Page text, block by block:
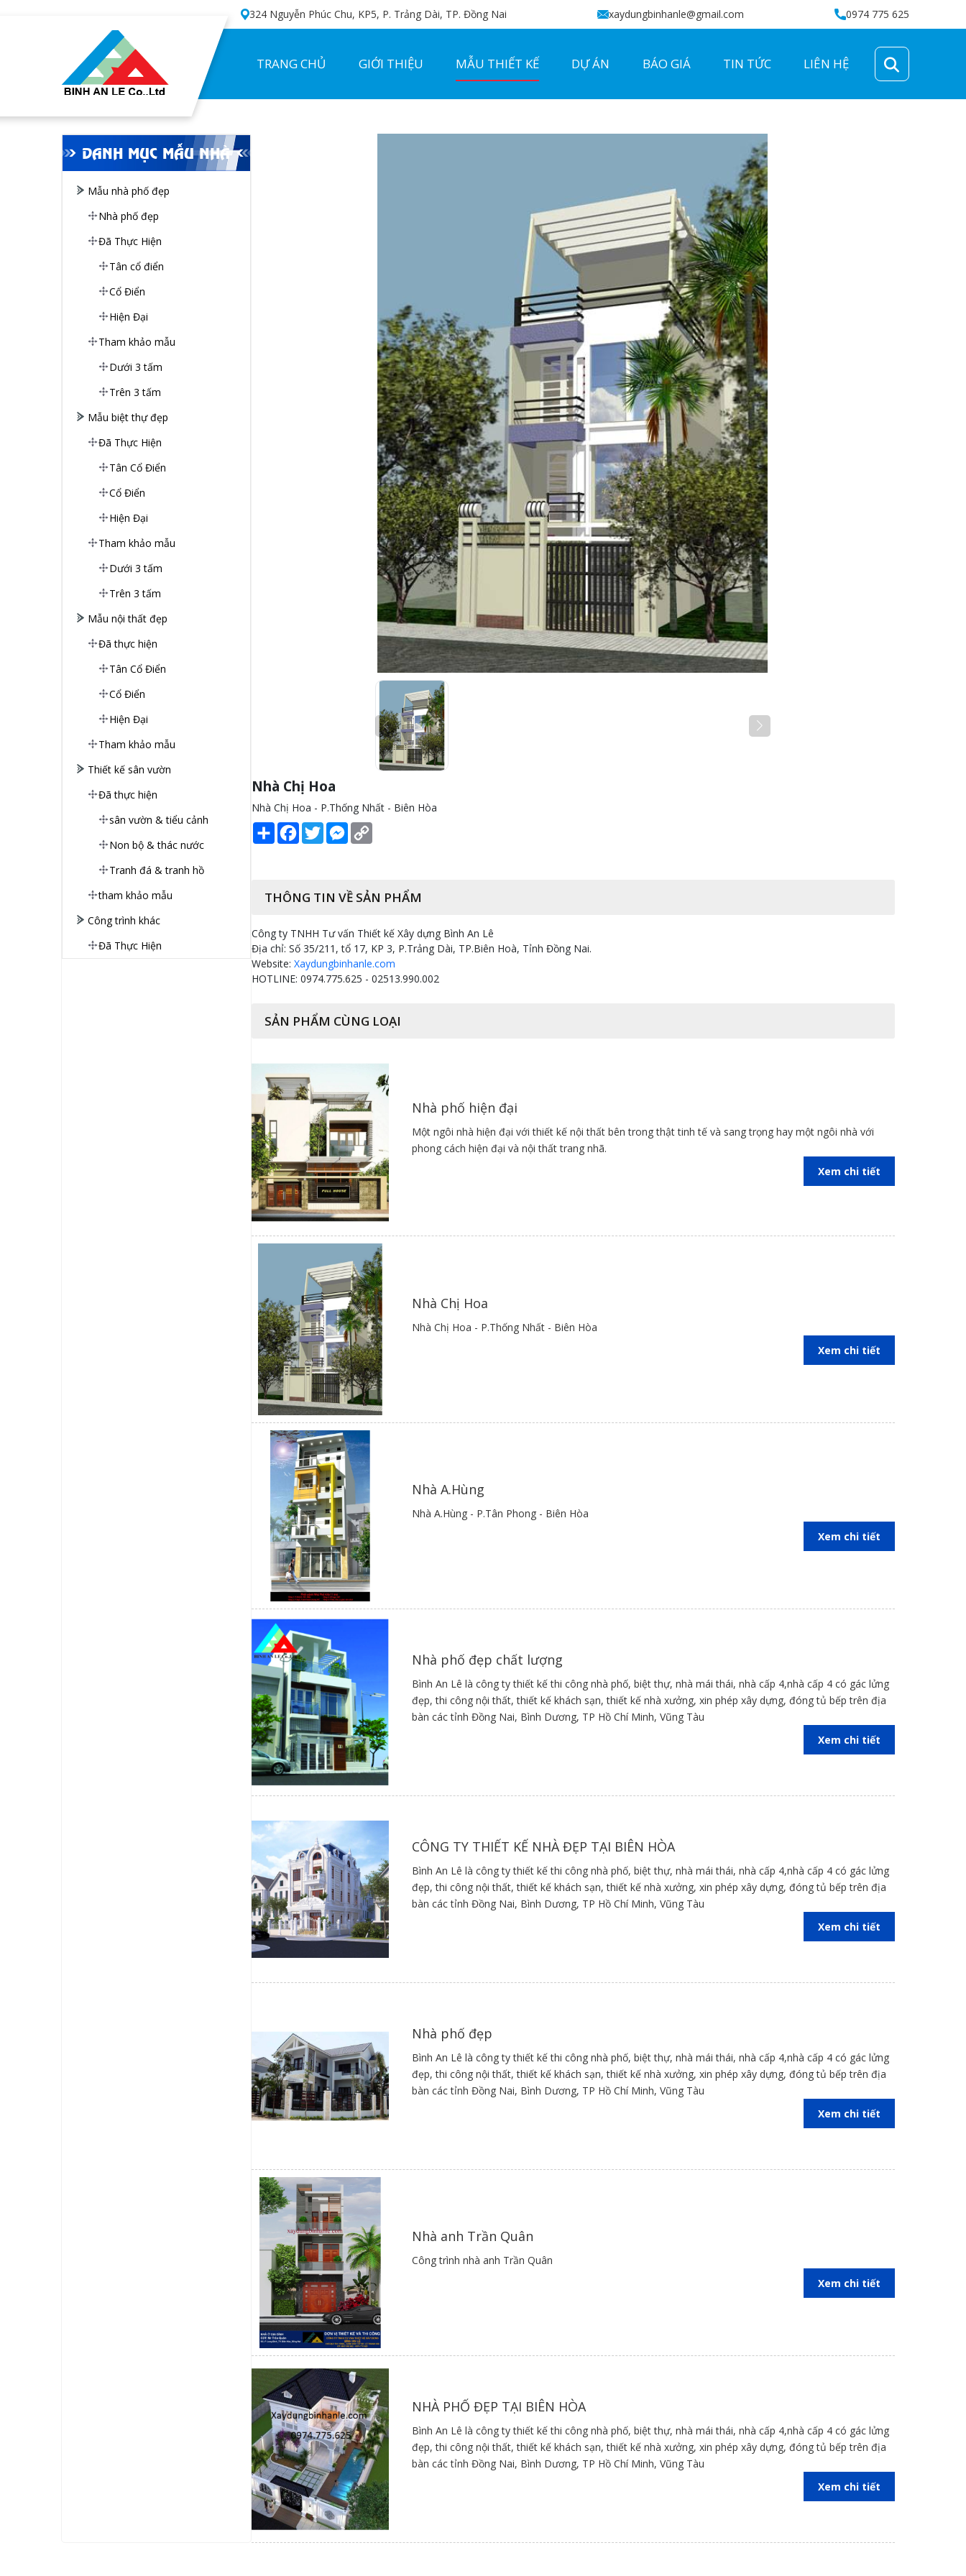
324 Nguyễn Phúc Chu, KP5, P. Trảng Dài, TP. Đồng Nai xaydungbinhanle@gmail.com 0974 775 625
TRANG CHỦ GIỚI THIỆU MẪU THIẾT KẾ DỰ ÁN BÁO GIÁ TIN TỨC LIÊN HỆ
DANH MỤC MẪU NHÀ
Mẫu nhà phố đẹp
Nhà phố đẹp
Đã Thực Hiện
Tân cổ điển
Cổ Điển
Hiện Đại
Tham khảo mẫu
Dưới 3 tấm
Trên 3 tấm
Mẫu biệt thự đẹp
Đã Thực Hiện
Tân Cổ Điển
Cổ Điển
Hiện Đại
Tham khảo mẫu
Dưới 3 tấm
Trên 3 tấm
Mẫu nội thất đẹp
Đã thực hiện
Tân Cổ Điển
Cổ Điển
Hiện Đại
Tham khảo mẫu
Thiết kế sân vườn
Đã thực hiện
sân vườn & tiểu cảnh
Non bộ & thác nước
Tranh đá & tranh hồ
tham khảo mẫu
Công trình khác
Đã Thực Hiện
Nhà Chị Hoa
Nhà Chị Hoa - P.Thống Nhất - Biên Hòa
ShareFacebook
TwitterMessenger
Copy
Link
THÔNG TIN VỀ SẢN PHẨM
Công ty TNHH Tư vấn Thiết kế Xây dựng Bình An Lê
Địa chỉ: Số 35/211, tổ 17, KP 3, P.Trảng Dài, TP.Biên Hoà, Tỉnh Đồng Nai.
Website: Xaydungbinhanle.com
HOTLINE: 0974.775.625 - 02513.990.002
SẢN PHẨM CÙNG LOẠI
Nhà phố hiện đại
Một ngôi nhà hiện đại với thiết kế nội thất bên trong thật tinh tế và sang trọng hay một ngôi nhà với
phong cách hiện đại và nội thất trang nhã.
Xem chi tiết
Nhà Chị Hoa
Nhà Chị Hoa - P.Thống Nhất - Biên Hòa
Xem chi tiết
Nhà A.Hùng
Nhà A.Hùng - P.Tân Phong - Biên Hòa
Xem chi tiết
Nhà phố đẹp chất lượng
Bình An Lê là công ty thiết kế thi công nhà phố, biệt thự, nhà mái thái, nhà cấp 4,nhà cấp 4 có gác lửng
đẹp, thi công nội thất, thiết kế khách sạn, thiết kế nhà xưởng, xin phép xây dựng, đóng tủ bếp trên địa
bàn các tỉnh Đồng Nai, Bình Dương, TP Hồ Chí Minh, Vũng Tàu
Xem chi tiết
CÔNG TY THIẾT KẾ NHÀ ĐẸP TẠI BIÊN HÒA
Bình An Lê là công ty thiết kế thi công nhà phố, biệt thự, nhà mái thái, nhà cấp 4,nhà cấp 4 có gác lửng
đẹp, thi công nội thất, thiết kế khách sạn, thiết kế nhà xưởng, xin phép xây dựng, đóng tủ bếp trên địa
bàn các tỉnh Đồng Nai, Bình Dương, TP Hồ Chí Minh, Vũng Tàu
Xem chi tiết
Nhà phố đẹp
Bình An Lê là công ty thiết kế thi công nhà phố, biệt thự, nhà mái thái, nhà cấp 4,nhà cấp 4 có gác lửng
đẹp, thi công nội thất, thiết kế khách sạn, thiết kế nhà xưởng, xin phép xây dựng, đóng tủ bếp trên địa
bàn các tỉnh Đồng Nai, Bình Dương, TP Hồ Chí Minh, Vũng Tàu
Xem chi tiết
Nhà anh Trần Quân
Công trình nhà anh Trần Quân
Xem chi tiết
NHÀ PHỐ ĐẸP TẠI BIÊN HÒA
Bình An Lê là công ty thiết kế thi công nhà phố, biệt thự, nhà mái thái, nhà cấp 4,nhà cấp 4 có gác lửng
đẹp, thi công nội thất, thiết kế khách sạn, thiết kế nhà xưởng, xin phép xây dựng, đóng tủ bếp trên địa
bàn các tỉnh Đồng Nai, Bình Dương, TP Hồ Chí Minh, Vũng Tàu
Xem chi tiết